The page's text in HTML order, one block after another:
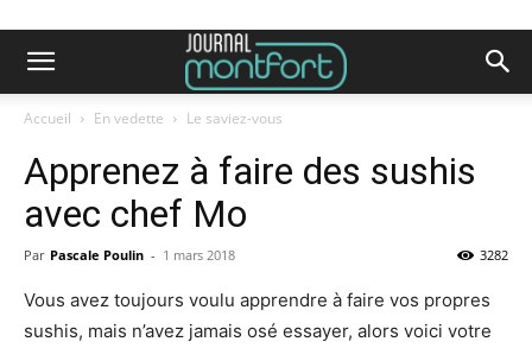
Accueil En vedette Le saviez-vous
Apprenez à faire des sushis
avec chef Mo
Par Pascale Poulin - 1 mars 2018 3282
Vous avez toujours voulu apprendre à faire vos propres
sushis, mais n’avez jamais osé essayer, alors voici votre